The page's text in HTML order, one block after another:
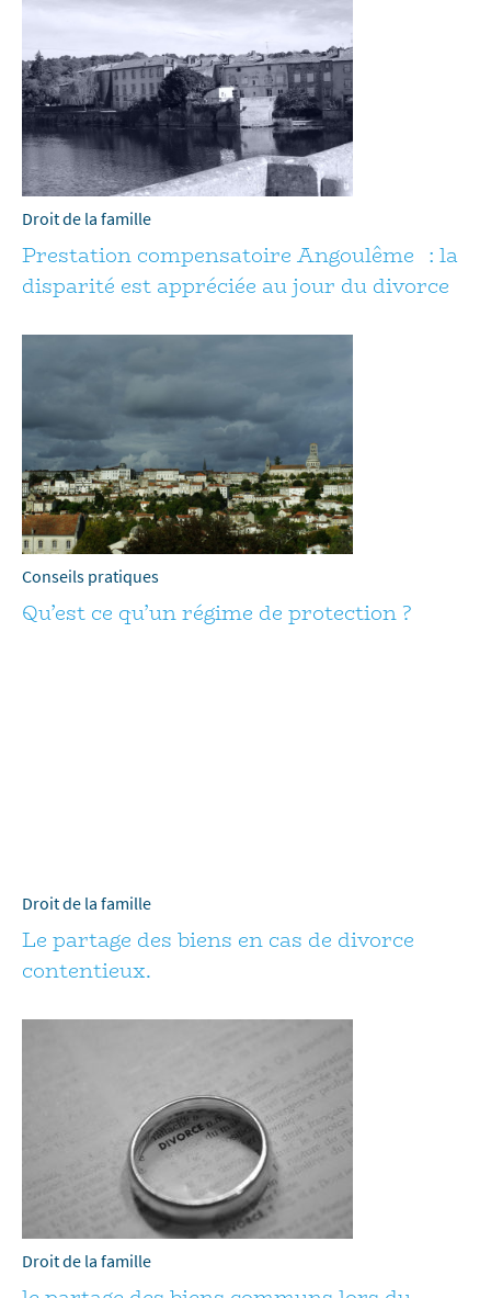
Droit de la famille
Prestation compensatoire Angoulême : la
disparité est appréciée au jour du divorce
Conseils pratiques
Qu’est ce qu’un régime de protection ?
Droit de la famille
Le partage des biens en cas de divorce
contentieux.
Droit de la famille